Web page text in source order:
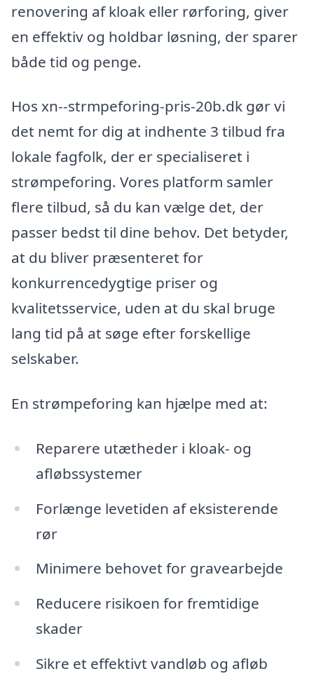
renovering af kloak eller rørforing, giver
en effektiv og holdbar løsning, der sparer
både tid og penge.
Hos xn--strmpeforing-pris-20b.dk gør vi
det nemt for dig at indhente 3 tilbud fra
lokale fagfolk, der er specialiseret i
strømpeforing. Vores platform samler
flere tilbud, så du kan vælge det, der
passer bedst til dine behov. Det betyder,
at du bliver præsenteret for
konkurrencedygtige priser og
kvalitetsservice, uden at du skal bruge
lang tid på at søge efter forskellige
selskaber.
En strømpeforing kan hjælpe med at:
Reparere utætheder i kloak- og
afløbssystemer
Forlænge levetiden af eksisterende
rør
Minimere behovet for gravearbejde
Reducere risikoen for fremtidige
skader
Sikre et effektivt vandløb og afløb